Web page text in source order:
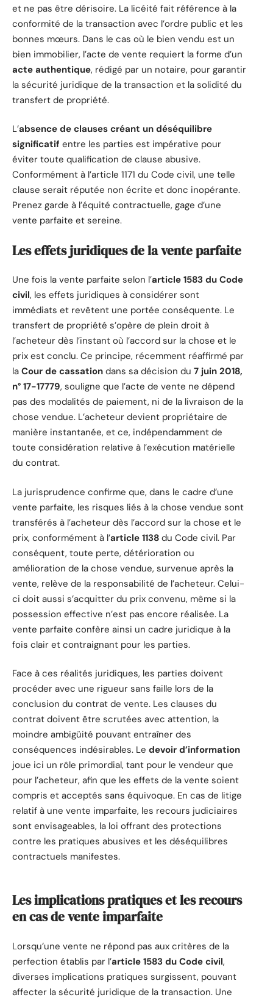
et ne pas être dérisoire. La licéité fait référence à la
conformité de la transaction avec l’ordre public et les
bonnes mœurs. Dans le cas où le bien vendu est un
bien immobilier, l’acte de vente requiert la forme d’un
acte authentique, rédigé par un notaire, pour garantir
la sécurité juridique de la transaction et la solidité du
transfert de propriété.
L’absence de clauses créant un déséquilibre
significatif entre les parties est impérative pour
éviter toute qualification de clause abusive.
Conformément à l’article 1171 du Code civil, une telle
clause serait réputée non écrite et donc inopérante.
Prenez garde à l’équité contractuelle, gage d’une
vente parfaite et sereine.
Les effets juridiques de la vente parfaite
Une fois la vente parfaite selon l’article 1583 du Code
civil, les effets juridiques à considérer sont
immédiats et revêtent une portée conséquente. Le
transfert de propriété s’opère de plein droit à
l’acheteur dès l’instant où l’accord sur la chose et le
prix est conclu. Ce principe, récemment réaffirmé par
la Cour de cassation dans sa décision du 7 juin 2018,
n° 17-17779, souligne que l’acte de vente ne dépend
pas des modalités de paiement, ni de la livraison de la
chose vendue. L’acheteur devient propriétaire de
manière instantanée, et ce, indépendamment de
toute considération relative à l’exécution matérielle
du contrat.
La jurisprudence confirme que, dans le cadre d’une
vente parfaite, les risques liés à la chose vendue sont
transférés à l’acheteur dès l’accord sur la chose et le
prix, conformément à l’article 1138 du Code civil. Par
conséquent, toute perte, détérioration ou
amélioration de la chose vendue, survenue après la
vente, relève de la responsabilité de l’acheteur. Celui-
ci doit aussi s’acquitter du prix convenu, même si la
possession effective n’est pas encore réalisée. La
vente parfaite confère ainsi un cadre juridique à la
fois clair et contraignant pour les parties.
Face à ces réalités juridiques, les parties doivent
procéder avec une rigueur sans faille lors de la
conclusion du contrat de vente. Les clauses du
contrat doivent être scrutées avec attention, la
moindre ambigüité pouvant entraîner des
conséquences indésirables. Le devoir d’information
joue ici un rôle primordial, tant pour le vendeur que
pour l’acheteur, afin que les effets de la vente soient
compris et acceptés sans équivoque. En cas de litige
relatif à une vente imparfaite, les recours judiciaires
sont envisageables, la loi offrant des protections
contre les pratiques abusives et les déséquilibres
contractuels manifestes.
Les implications pratiques et les recours
en cas de vente imparfaite
Lorsqu’une vente ne répond pas aux critères de la
perfection établis par l’article 1583 du Code civil,
diverses implications pratiques surgissent, pouvant
affecter la sécurité juridique de la transaction. Une